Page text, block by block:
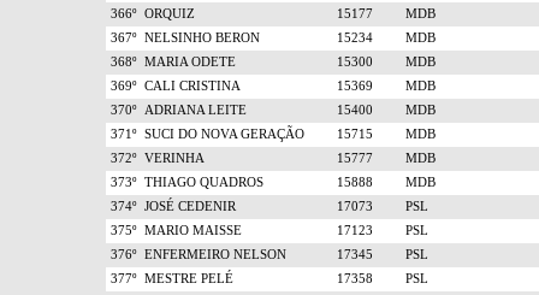
366º ORQUIZ 15177
MDB
367º NELSINHO BERON 15234
MDB
368º MARIA ODETE 15300
MDB
369º CALI CRISTINA 15369
MDB
370º ADRIANA LEITE 15400
MDB
371º SUCI DO NOVA GERAÇÃO 15715
MDB
372º VERINHA 15777
MDB
373º THIAGO QUADROS 15888
MDB
374º JOSÉ CEDENIR 17073
PSL
375º MARIO MAISSE 17123
PSL
376º ENFERMEIRO NELSON 17345
PSL
377º MESTRE PELÉ 17358
PSL